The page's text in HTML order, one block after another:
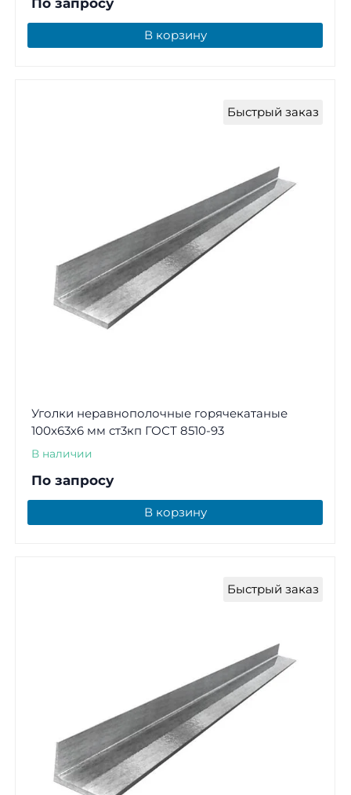
В корзину
Быстрый заказ
Уголки неравнополочные горячекатаные
100х63х6 мм ст3кп ГОСТ 8510-93
В наличии
По запросу
В корзину
Быстрый заказ